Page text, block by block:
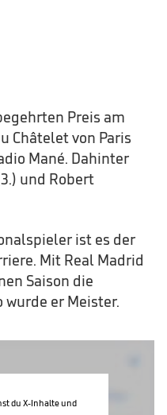
Preis am
Châtelet von Paris
Mané. Dahinter
und Robert
ist es der
Mit Real Madrid
Saison die
wurde er Meister.
du X-Inhalte und